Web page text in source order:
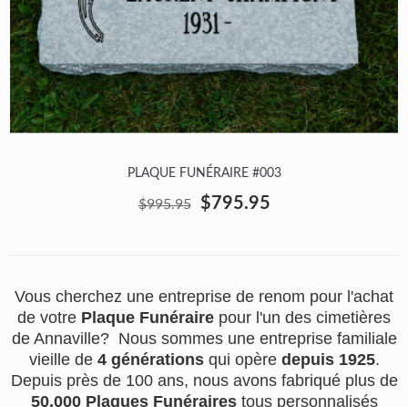
PLAQUE FUNÉRAIRE #003
$995.95 $795.95
Vous cherchez une entreprise de renom pour l'achat
de votre Plaque Funéraire pour l'un des cimetières
de Annaville? Nous sommes une entreprise familiale
vieille de 4 générationsqui opère depuis 1925.
Depuis près de 100 ans, nous avons fabriqué plus de
50,000 Plaques Funérairestous personnalisés